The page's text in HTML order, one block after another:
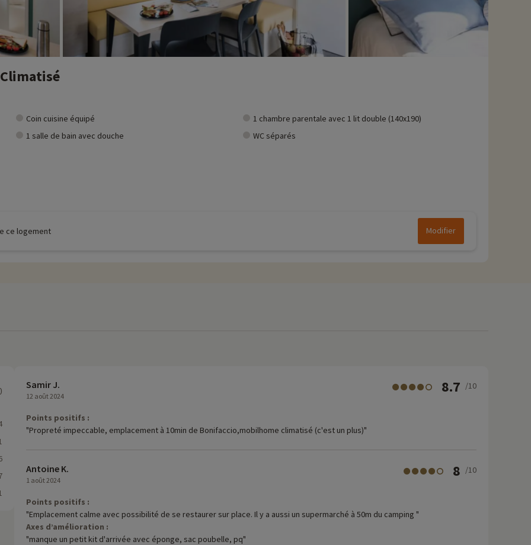
Coin cuisine équipé
1 chambre parentale avec 1 lit double (140x190)
1 salle de bain avec douche
WC séparés
ce logement Modifier
Samir J.
12 août 2024
8.7 /10
Points positifs :
"Propreté impeccable, emplacement à 10min de Bonifaccio,mobilhome climatisé (c'est un plus)"
Antoine K.
1 août 2024
8 /10
Points positifs :
"Emplacement calme avec possibilité de se restaurer sur place. Il y a aussi un supermarché à 50m du camping "
Axes d’amélioration :
"manque un petit kit d'arrivée avec éponge, sac poubelle, pq"